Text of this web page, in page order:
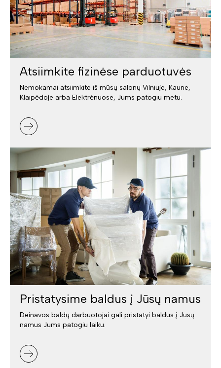
Atsiimkite fizinėse parduotuvės
Nemokamai atsiimkite iš mūsų salonų Vilniuje, Kaune,
Klaipėdoje arba Elektrėnuose, Jums patogiu metu.
Pristatysime baldus į Jūsų namus
Deinavos baldų darbuotojai gali pristatyi baldus į Jūsų
namus Jums patogiu laiku.